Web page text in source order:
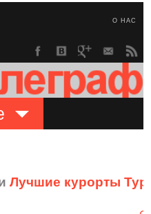
О НАС
Лучшие курорты